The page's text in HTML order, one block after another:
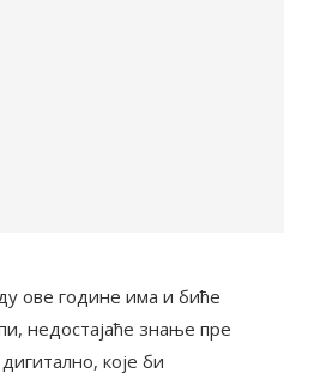
ове године има и биће
недостајаће знање пре
које би